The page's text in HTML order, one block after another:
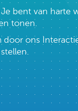
bent van harte
tonen.
ons